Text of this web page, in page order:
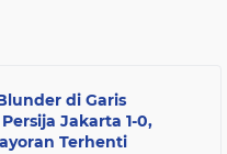
di Garis
Jakarta 1-0,
Terhenti